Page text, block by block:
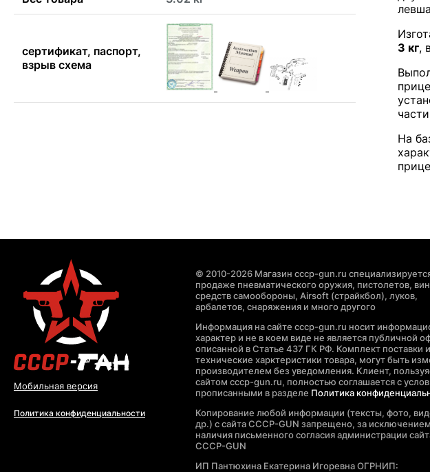
сертификат, паспорт,
взрыв схема
3 кг,
На
Мобильная версия
Политика конфиденциальности
© 2010-2026 Магазин cccp-gun.ru
продаже пневматического оружия, пистолетов,
средств самообороны, Airsoft (страйкбол), луков,
арбалетов, снаряжения и много другого
Информация на сайте cccp-gun.ru носит
характер и не в коем виде не является публичной
описанной в Статье 437 ГК РФ. Комплект поставки и
технические харктеристики товара, могут быть
производителем без уведомления. Клиент,
сайтом cccp-gun.ru, полностью соглашается с
прописанными в разделе Политика
Копирование любой информации (тексты, фото,
др.) с сайта CCCP-GUN запрещено, за исключением
наличия письменного согласия администрации
CCCP-GUN
ИП Пантюхина Екатерина Игоревна ОГРНИП: